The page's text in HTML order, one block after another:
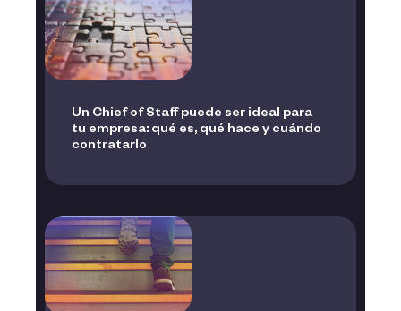
Un Chief of Staff puede ser ideal para
tu empresa: qué es, qué hace y cuándo
contratarlo